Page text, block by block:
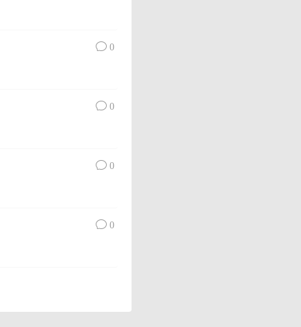
0
0
0
0